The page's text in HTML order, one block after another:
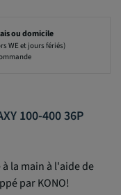
ou domicile
WE et jours fériés)
100-400 36P
la main à l'aide de
par KONO!